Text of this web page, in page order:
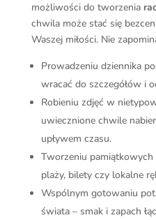
możliwości do tworzenia
chwila może stać się
Waszej miłości. Nie
Prowadzeniu dziennika
wracać do szczegółów i
Robieniu zdjęć w
uwiecznione chwile
upływem czasu.
Tworzeniu
plaży, bilety czy lokalne
Wspólnym gotowaniu
świata – smak i zapach